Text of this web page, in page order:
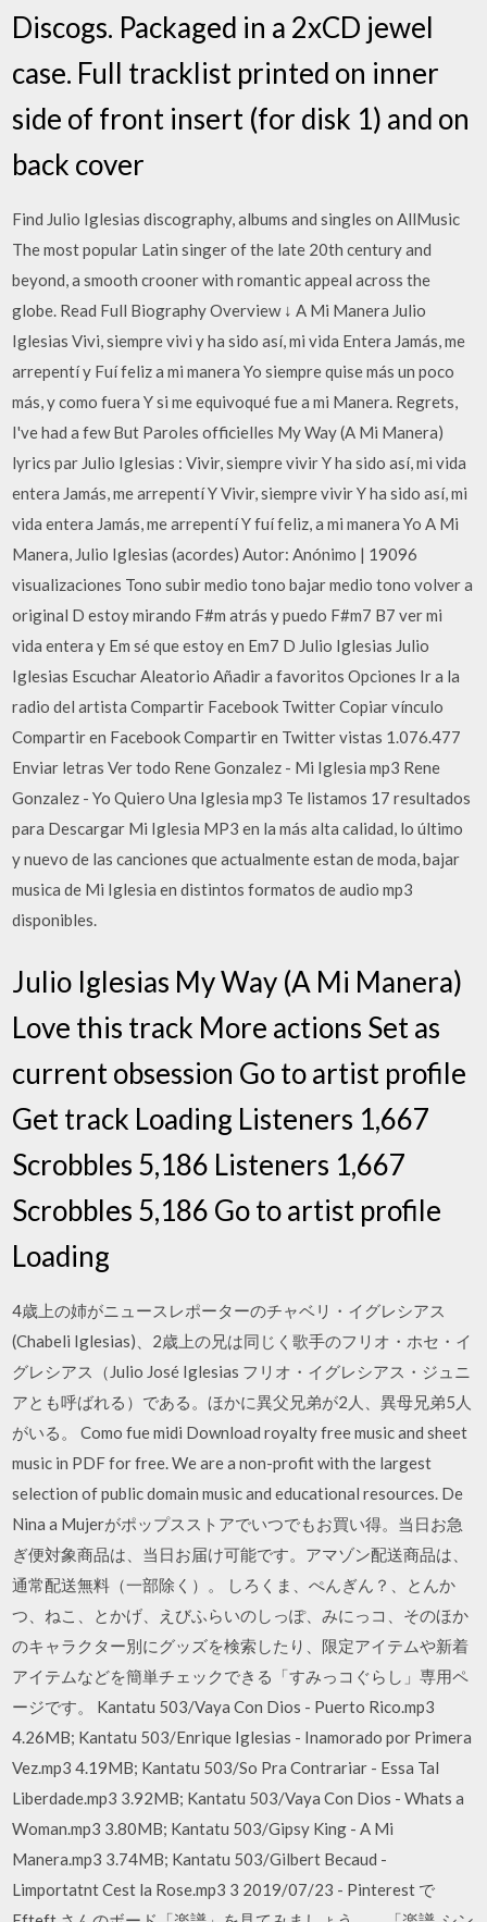
Discogs. Packaged in a 2xCD jewel
case. Full tracklist printed on inner
side of front insert (for disk 1) and on
back cover
Find Julio Iglesias discography, albums and singles on AllMusic
The most popular Latin singer of the late 20th century and
beyond, a smooth crooner with romantic appeal across the
globe. Read Full Biography Overview ↓ A Mi Manera Julio
Iglesias Vivi, siempre vivi y ha sido así, mi vida Entera Jamás, me
arrepentí y Fuí feliz a mi manera Yo siempre quise más un poco
más, y como fuera Y si me equivoqué fue a mi Manera. Regrets,
I've had a few But Paroles officielles My Way (A Mi Manera)
lyrics par Julio Iglesias : Vivir, siempre vivir Y ha sido así, mi vida
entera Jamás, me arrepentí Y Vivir, siempre vivir Y ha sido así, mi
vida entera Jamás, me arrepentí Y fuí feliz, a mi manera Yo A Mi
Manera, Julio Iglesias (acordes) Autor: Anónimo | 19096
visualizaciones Tono subir medio tono bajar medio tono volver a
original D estoy mirando F#m atrás y puedo F#m7 B7 ver mi
vida entera y Em sé que estoy en Em7 D Julio Iglesias Julio
Iglesias Escuchar Aleatorio Añadir a favoritos Opciones Ir a la
radio del artista Compartir Facebook Twitter Copiar vínculo
Compartir en Facebook Compartir en Twitter vistas 1.076.477
Enviar letras Ver todo Rene Gonzalez - Mi Iglesia mp3 Rene
Gonzalez - Yo Quiero Una Iglesia mp3 Te listamos 17 resultados
para Descargar Mi Iglesia MP3 en la más alta calidad, lo último
y nuevo de las canciones que actualmente estan de moda, bajar
musica de Mi Iglesia en distintos formatos de audio mp3
disponibles.
Julio Iglesias My Way (A Mi Manera)
Love this track More actions Set as
current obsession Go to artist profile
Get track Loading Listeners 1,667
Scrobbles 5,186 Listeners 1,667
Scrobbles 5,186 Go to artist profile
Loading
4歳上の姉がニュースレポーターのチャベリ・イグレシアス
(Chabeli Iglesias)、2歳上の兄は同じく歌手のフリオ・ホセ・イ
グレシアス（Julio José Iglesias フリオ・イグレシアス・ジュニ
アとも呼ばれる）である。ほかに異父兄弟が2人、異母兄弟5人
がいる。 Como fue midi Download royalty free music and sheet
music in PDF for free. We are a non-profit with the largest
selection of public domain music and educational resources. De
Nina a Mujerがポップスストアでいつでもお買い得。当日お急
ぎ便対象商品は、当日お届け可能です。アマゾン配送商品は、
通常配送無料（一部除く）。 しろくま、ぺんぎん？、とんか
つ、ねこ、とかげ、えびふらいのしっぽ、みにっコ、そのほか
のキャラクター別にグッズを検索したり、限定アイテムや新着
アイテムなどを簡単チェックできる「すみっコぐらし」専用ペ
ージです。 Kantatu 503/Vaya Con Dios - Puerto Rico.mp3
4.26MB; Kantatu 503/Enrique Iglesias - Inamorado por Primera
Vez.mp3 4.19MB; Kantatu 503/So Pra Contrariar - Essa Tal
Liberdade.mp3 3.92MB; Kantatu 503/Vaya Con Dios - Whats a
Woman.mp3 3.80MB; Kantatu 503/Gipsy King - A Mi
Manera.mp3 3.74MB; Kantatu 503/Gilbert Becaud -
Limportatnt Cest la Rose.mp3 3 2019/07/23 - Pinterest で